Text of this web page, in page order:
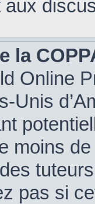
la
Online
Unis
moins
pas si